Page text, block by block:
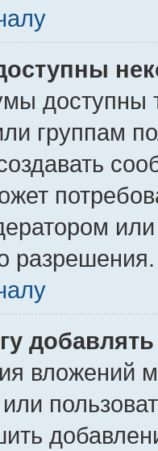
доступны
группам
разрешения.
вложений